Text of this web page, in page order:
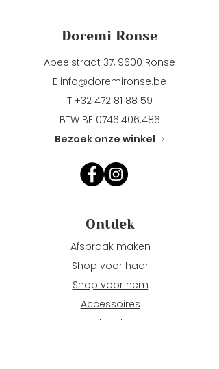
Doremi Ronse
Abeelstraat 37, 9600 Ronse
E info@doremironse.be
T +32 472 81 88 59
BTW BE 0746.406.486
Bezoek onze winkel >
Ontdek
Afspraak maken
Shop voor haar
Shop voor hem
Accessoires
Cadeaubon